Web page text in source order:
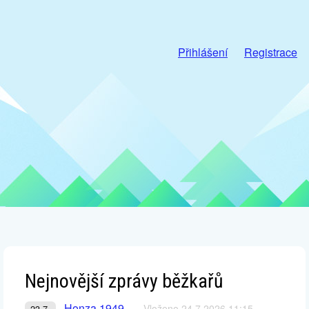
Přihlášení Registrace
Nejnovější zprávy běžkařů